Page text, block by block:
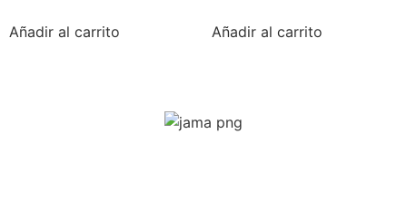
Añadir al carrito Añadir al carrito